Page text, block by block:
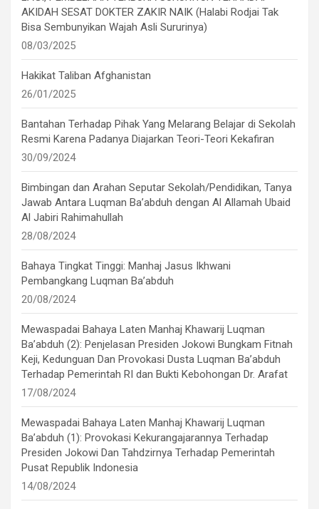
AKIDAH SESAT DOKTER ZAKIR NAIK (Halabi Rodjai Tak
Bisa Sembunyikan Wajah Asli Sururinya)
08/03/2025
Hakikat Taliban Afghanistan
26/01/2025
Bantahan Terhadap Pihak Yang Melarang Belajar di Sekolah
Resmi Karena Padanya Diajarkan Teori-Teori Kekafiran
30/09/2024
Bimbingan dan Arahan Seputar Sekolah/Pendidikan, Tanya
Jawab Antara Luqman Ba’abduh dengan Al Allamah Ubaid
Al Jabiri Rahimahullah
28/08/2024
Bahaya Tingkat Tinggi: Manhaj Jasus Ikhwani
Pembangkang Luqman Ba’abduh
20/08/2024
Mewaspadai Bahaya Laten Manhaj Khawarij Luqman
Ba’abduh (2): Penjelasan Presiden Jokowi Bungkam Fitnah
Keji, Kedunguan Dan Provokasi Dusta Luqman Ba’abduh
Terhadap Pemerintah RI dan Bukti Kebohongan Dr. Arafat
17/08/2024
Mewaspadai Bahaya Laten Manhaj Khawarij Luqman
Ba’abduh (1): Provokasi Kekurangajarannya Terhadap
Presiden Jokowi Dan Tahdzirnya Terhadap Pemerintah
Pusat Republik Indonesia
14/08/2024